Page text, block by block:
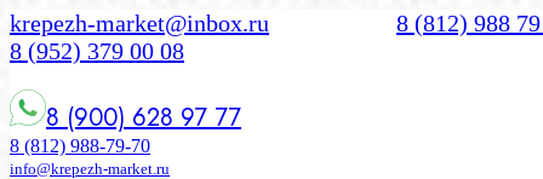
krepezh-market@inbox.ru
8 (812) 988
8 (952) 379 00 08
8 (900) 628 97 77
8 (812) 988-79-70
info@krepezh-market.ru